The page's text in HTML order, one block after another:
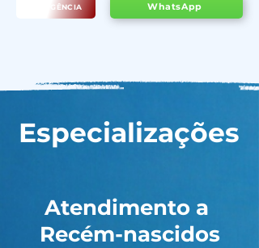
EMERGÊNCIA WhatsApp
Especializações
Atendimento a
Recém-nascidos